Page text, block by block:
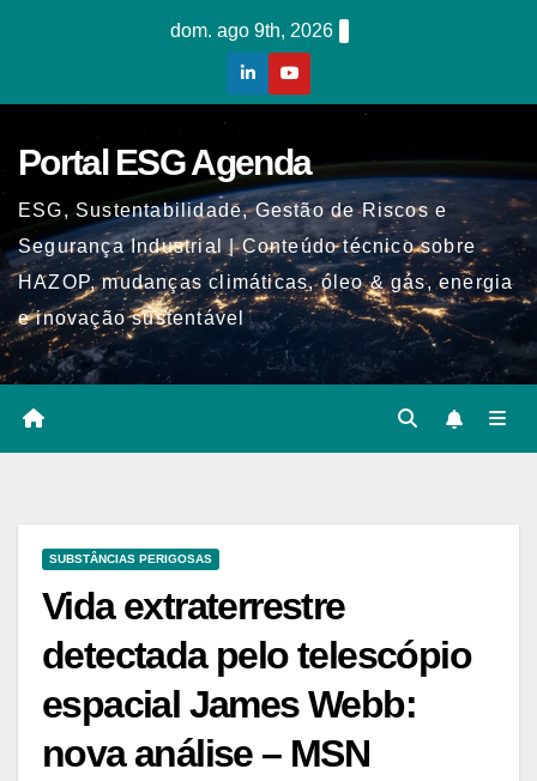
dom. ago 9th, 2026
Portal ESG Agenda
ESG, Sustentabilidade, Gestão de Riscos e
Segurança Industrial | Conteúdo técnico sobre
HAZOP, mudanças climáticas, óleo & gás, energia
e inovação sustentável
SUBSTÂNCIAS PERIGOSAS
Vida extraterrestre
detectada pelo telescópio
espacial James Webb:
nova análise – MSN